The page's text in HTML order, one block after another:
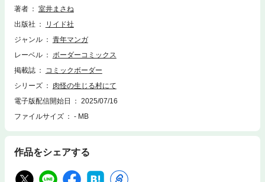
ズや自己中だらけの動画配信チームは、生きて山を降りることができるの
著者
室井まさね
出版社
リイド社
ジャンル
青年マンガ
レーベル
ボーダーコミックス
掲載誌
コミックボーダー
シリーズ
肉怪の生じる村にて
電子版配信開始日
2025/07/16
ファイルサイズ
- MB
作品をシェアする